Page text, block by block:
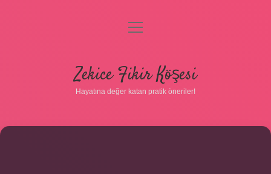
Gizlilik Politikası
Yasal Uyarı
menüyü
Zekice Fikir Köşesi
Hayatına değer katan pratik öneriler!